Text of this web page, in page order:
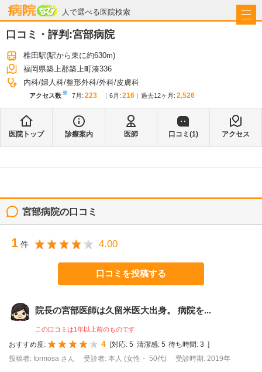
人で選べる医院検索
病院なび
口コミ・評判:宮部病院
椎田駅(駅から東に約630m)
福岡県築上郡築上町湊336
内科 婦人科 整形外科 外科 皮膚科
アクセス数※ 7月 : 223 6月 : 216 過去12ヶ月: 2,526
医院トップ 診療案内 医師 口コミ(1) アクセス
宮部病院の口コミ
1 件 4.00
口コミを投稿する
院長の宮部医師は久留米医大出身。 病院を...
この口コミは1年以上前のものです
おすすめ度: 4 [対応: 5 清潔感: 5 待ち時間: 3 ]
投稿者: formosa さん
受診者: 本人 (女性・ 50代) 受診時期: 2019年